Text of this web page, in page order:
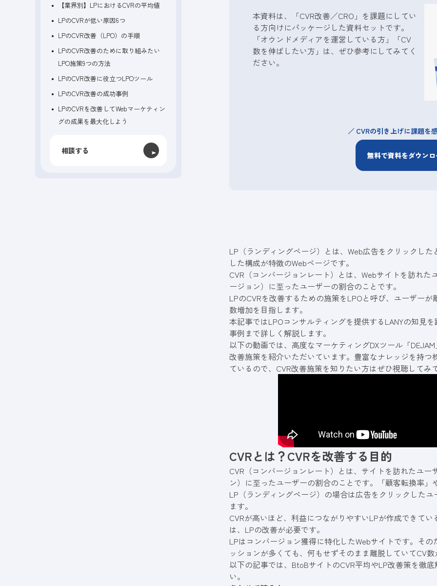
本資料は、「CVR改善／CRO」を課題にしてい
る方向けにパッケージした資料セットです。
「オウンドメディアを運営している方」「CV
数を伸ばしたい方」は、ぜひ参考にしてみてく
ださい。
CVRの引き上げに課題を
無料で資料をダウン
LP（ランディングページ）とは、Web広告をクリックし
した構成が特徴のWebページです。
CVR（コンバージョンレート）とは、Webサイトを訪れ
ージョン）に至ったユーザーの割合のことです。
LPのCVRを改善するための施策をLPOと呼び、ユーザー
数増加を目指します。
本記事ではLPOコンサルティングを提供するLANYの知見
事例まで詳しく解説します。
以下の動画では、高度なマーケティングDXツール「
改善施策を紹介いただいています。豊富なナレッジを持
ているので、CVR改善施策を知りたい方はぜひ視聴してみ
CVRとは？CVRを改善する目的
CVR（コンバージョンレート）とは、サイトを訪れたユ
ン）に至ったユーザーの割合のことです。「顧客転換率」
LP（ランディングページ）の場合は広告をクリックした
ます。
CVRが高いほど、利益につながりやすいLPが作成できて
は、LPの改善が必要です。
LPはコンバージョン獲得に特化したWebサイトです。そ
ッションが多くても、何もせずそのまま離脱していてCV
以下の記事では、BtoBサイトのCVR平均やLP改善策を徹
い。
【業界別】LPにおけるCVRの平均値
LPのCVRが低い原因6つ
LPのCVR改善（LPO）の手順
LPのCVR改善のために取り組みたい
LPO施策9つの方法
LPのCVR改善に役立つLPOツール
LPのCVR改善の成功事例
LPのCVRを改善してWebマーケティン
グの成果を最大化しよう
相談する